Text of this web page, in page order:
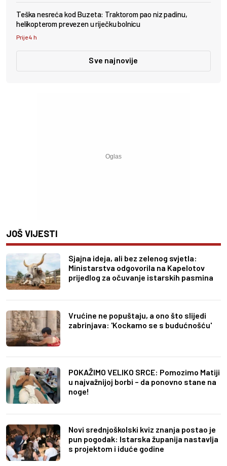
Teška nesreća kod Buzeta: Traktorom pao niz padinu,
helikopterom prevezen u riječku bolnicu
Prije 4 h
Sve najnovije
JOŠ VIJESTI
Sjajna ideja, ali bez zelenog svjetla:
Ministarstva odgovorila na Kapelotov
prijedlog za očuvanje istarskih pasmina
Vrućine ne popuštaju, a ono što slijedi
zabrinjava: 'Kockamo se s budućnošću'
POKAŽIMO VELIKO SRCE: Pomozimo Matiji
u najvažnijoj borbi – da ponovno stane na
noge!
Novi srednjoškolski kviz znanja postao je
pun pogodak: Istarska županija nastavlja
s projektom i iduće godine